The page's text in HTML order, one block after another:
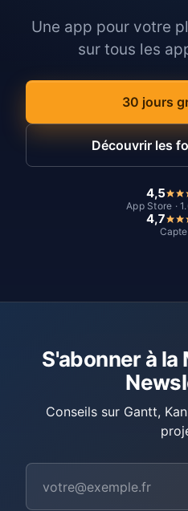
Une app pour votre
sur tous les
30 jours
Découvrir les
4,5
App Store ·
4,7
S'abonner à
Conseils sur Gantt,